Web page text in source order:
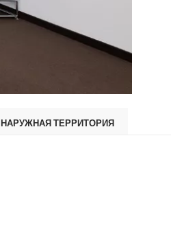
НАРУЖНАЯ ТЕРРИТОРИЯ